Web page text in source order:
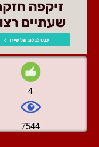
4
7544